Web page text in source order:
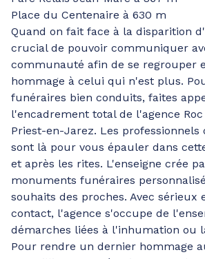
Place du Centenaire à 630 m
Quand on fait face à la disparition
crucial de pouvoir communiquer
communauté afin de se regrouper
hommage à celui qui n'est plus.
funéraires bien conduits, faites
l'encadrement total de l'agence
Priest-en-Jarez. Les professionnels
sont là pour vous épauler dans
et après les rites. L'enseigne crée
monuments funéraires
souhaits des proches. Avec sérieux
contact, l'agence s'occupe de
démarches liées à l'inhumation ou
Pour rendre un dernier hommage